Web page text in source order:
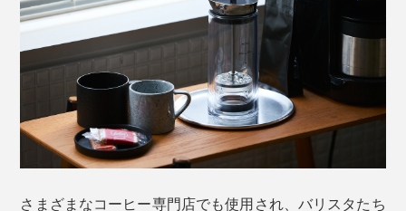
さまざまなコーヒー専門店でも使用され、バリスタたち